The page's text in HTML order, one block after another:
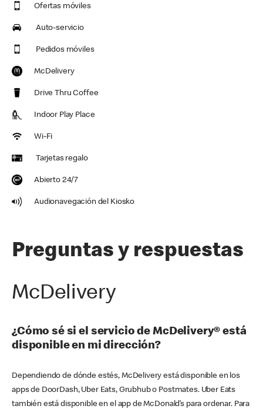
Ofertas móviles
Auto-servicio
Pedidos móviles
McDelivery
Drive Thru Coffee
Indoor Play Place
Wi-Fi
Tarjetas regalo
Abierto 24/7
Audionavegación del Kiosko
Preguntas y respuestas
McDelivery
¿Cómo sé si el servicio de McDelivery® está
disponible en mi dirección?
Dependiendo de dónde estés, McDelivery está disponible en los
apps de DoorDash, Uber Eats, Grubhub o Postmates. Uber Eats
también está disponible en el app de McDonald’s para ordenar. Para